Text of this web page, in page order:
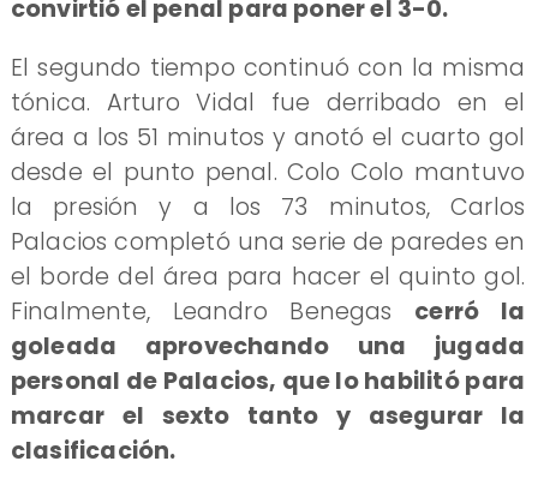
convirtió el penal para poner el 3-0.
El segundo tiempo continuó con la misma
tónica. Arturo Vidal fue derribado en el
área a los 51 minutos y anotó el cuarto gol
desde el punto penal. Colo Colo mantuvo
la presión y a los 73 minutos, Carlos
Palacios completó una serie de paredes en
el borde del área para hacer el quinto gol.
Finalmente, Leandro Benegas cerró la
goleada aprovechando una jugada
personal de Palacios, que lo habilitó para
marcar el sexto tanto y asegurar la
clasificación.